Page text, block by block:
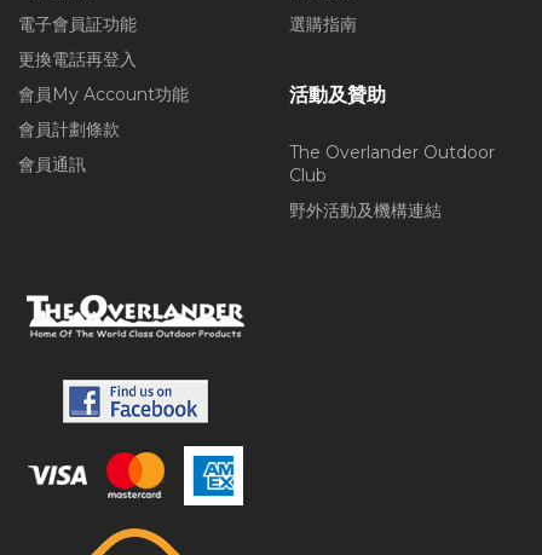
電子會員証功能
更換電話再登入
會員My Account功能
會員計劃條款
會員通訊
選購指南
活動及贊助
The Overlander Outdoor
Club
野外活動及機構連結